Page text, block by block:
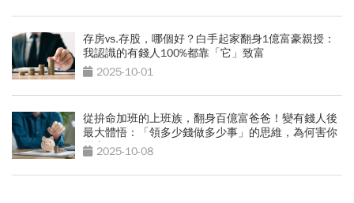
存房vs.存股，哪個好？白手起家翻身1億富豪親授：
我認識的有錢人100%都靠「它」致富
2025-10-01
從拚命加班的上班族，翻身百億富爸爸！變有錢人後
最大體悟：「領多少錢做多少事」的思維，為何害你
變窮？
2025-10-08